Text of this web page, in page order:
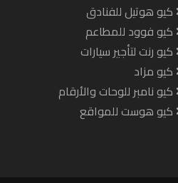
كيو هوتيل للفنادق
كيو فوود للمطاعم
كيو رنت لتأجير سيارات
كيو مزاد
كيو نامبر للوحات والأرقام
كيو هوست للمواقع